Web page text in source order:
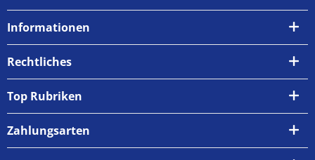
Informationen
Über uns
Zahlungsarten
Versand & Abholung
Rechtliches
AGB
Widerrufsrecht
Top Rubriken
Zahlungsarten